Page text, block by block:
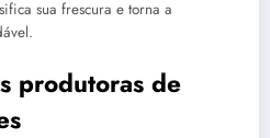
sua frescura e torna a
produtoras de